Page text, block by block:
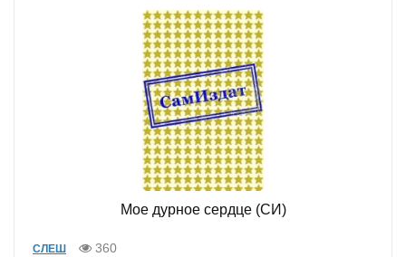
Мое дурное сердце (СИ)
СЛЕШ
360